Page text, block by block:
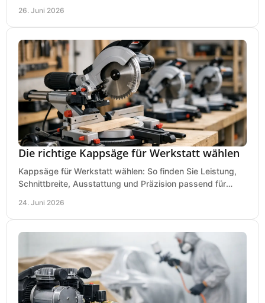
26. Juni 2026
Die richtige Kappsäge für Werkstatt wählen
Kappsäge für Werkstatt wählen: So finden Sie Leistung,
Schnittbreite, Ausstattung und Präzision passend für
24. Juni 2026